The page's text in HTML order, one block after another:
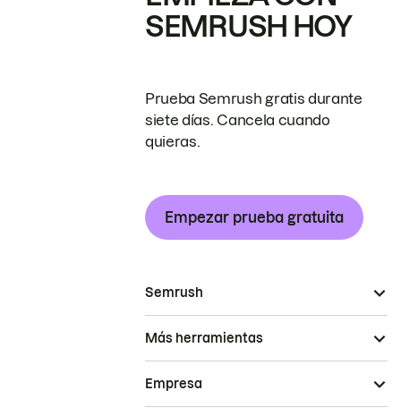
SEMRUSH HOY
Prueba Semrush gratis durante
siete días. Cancela cuando
quieras.
Empezar prueba gratuita
Semrush
Más herramientas
Empresa